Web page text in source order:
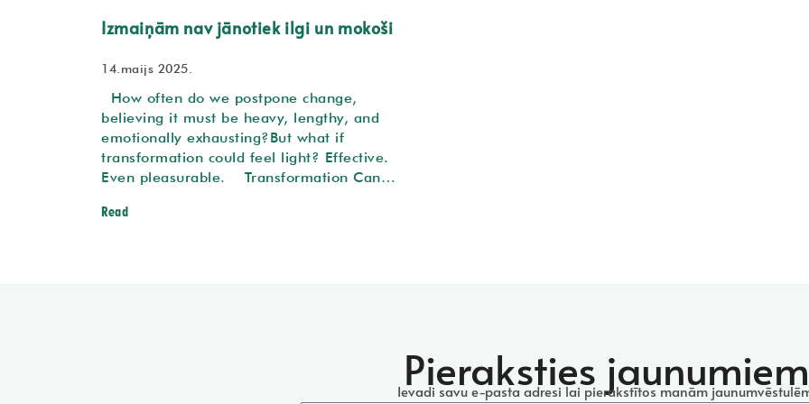
Izmaiņām nav jānotiek ilgi un mokoši
14.maijs 2025.
How often do we postpone change,
believing it must be heavy, lengthy, and
emotionally exhausting?But what if
transformation could feel light? Effective.
Even pleasurable. Transformation Can…
Read
Pieraksties jaunumiem
Ievadi savu e-pasta adresi lai pierakstītosmanām